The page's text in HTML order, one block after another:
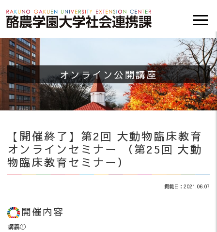
オンライン公開講座
【開催終了】第2回 大動物臨床教育
オンラインセミナー （第25回 大動
物臨床教育セミナー）
掲載日：2021.06.07
開催内容
講義①